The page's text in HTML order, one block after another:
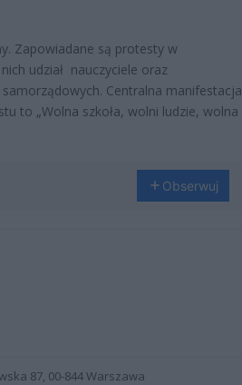
Zapowiadane są protesty w
udział nauczyciele oraz
Centralna manifestacja
to „Wolna szkoła, wolni ludzie, wolna
Obserwuj
87, 00-844 Warszawa